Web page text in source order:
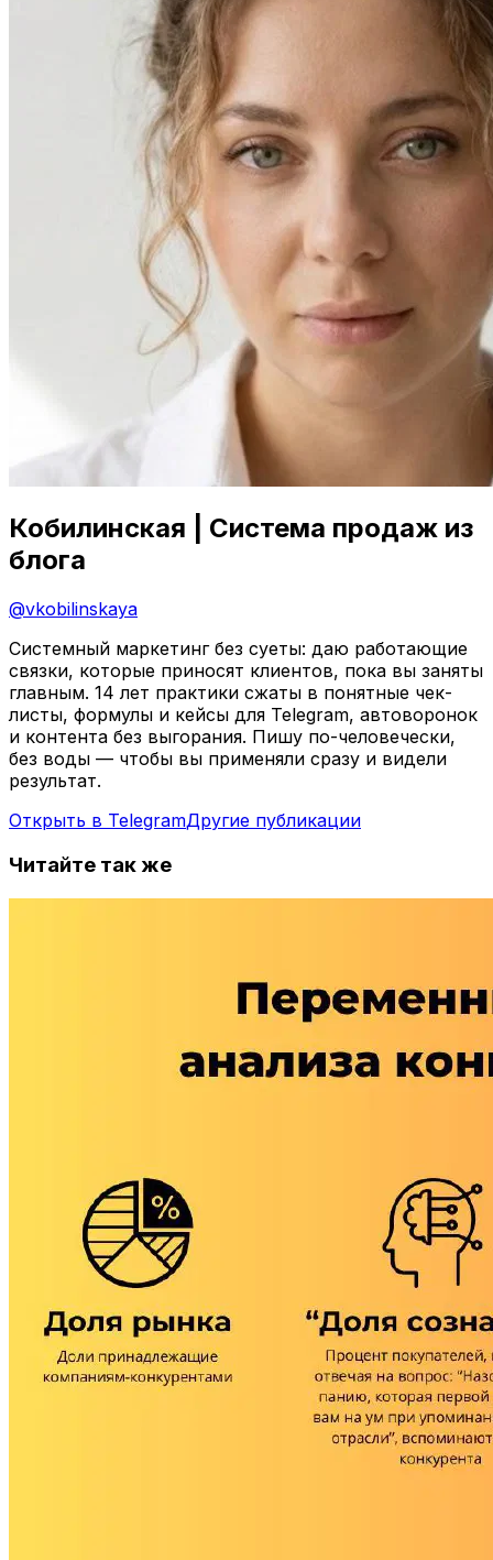
Кобилинская | Система продаж из
блога
@vkobilinskaya
Системный маркетинг без суеты: даю работающие
связки, которые приносят клиентов, пока вы заняты
главным. 14 лет практики сжаты в понятные чек-
листы, формулы и кейсы для Telegram, автоворонок
и контента без выгорания. Пишу по-человечески,
без воды — чтобы вы применяли сразу и видели
результат.
Открыть в TelegramДругие публикации
Читайте так же